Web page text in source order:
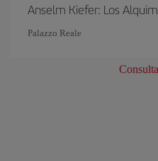
Anselm Kiefer: Los
Palazzo Reale